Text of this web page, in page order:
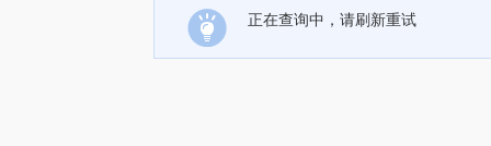
正在查询中，请刷新重试